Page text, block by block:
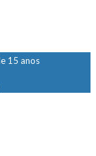
15 anos